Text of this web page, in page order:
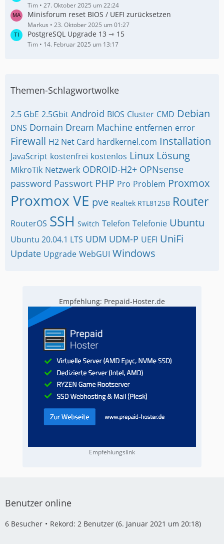
Tim 27. Oktober 2025 um 22:24
Minisforum reset BIOS / UEFI zurücksetzen
Markus 23. Oktober 2025 um 01:27
PostgreSQL Upgrade 13 ⇾ 15
Tim 14. Februar 2025 um 13:17
Themen-Schlagwortwolke
2.5 GbE 2.5Gbit Android BIOS Cluster CMD Debian
DNS Domain Dream Machine entfernen error
Firewall H2 Net Card hardkernel.com Installation
JavaScript kostenfrei kostenlos Linux Lösung
MikroTik Netzwerk ODROID-H2+ OPNsense
password Passwort PHP Pro Problem Proxmox
Proxmox VE pve Realtek RTL8125B Router
RouterOS SSH Switch Telefon Telefonie Ubuntu
Ubuntu 20.04.1 LTS UDM UDM-P UEFI UniFi
Update Upgrade WebGUI Windows
Empfehlung: Prepaid-Hoster.de
Empfehlungslink
Benutzer online
6 Besucher Rekord: 2 Benutzer (6. Januar 2021 um 20:18)